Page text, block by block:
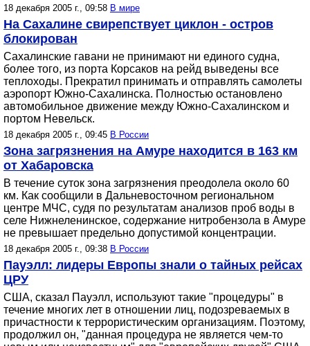
18 декабря 2005 г., 09:58 В мире
На Сахалине свирепствует циклон - остров
блокирован
Сахалинские гавани не принимают ни единого судна,
более того, из порта Корсаков на рейд выведены все
теплоходы. Прекратил принимать и отправлять самолеты
аэропорт Южно-Сахалинска. Полностью остановлено
автомобильное движение между Южно-Сахалинском и
портом Невельск.
18 декабря 2005 г., 09:45 В России
Зона загрязнения на Амуре находится в 163 км
от Хабаровска
В течение суток зона загрязнения преодолела около 60
км. Как сообщили в Дальневосточном региональном
центре МЧС, судя по результатам анализов проб воды в
селе Нижнеленинское, содержание нитробензола в Амуре
не превышает предельно допустимой концентрации.
18 декабря 2005 г., 09:38 В России
Пауэлл: лидеры Европы знали о тайных рейсах
ЦРУ
США, сказал Пауэлл, используют такие "процедуры" в
течение многих лет в отношении лиц, подозреваемых в
причастности к террористическим организациям. Поэтому,
продолжил он, "данная процедура не является чем-то